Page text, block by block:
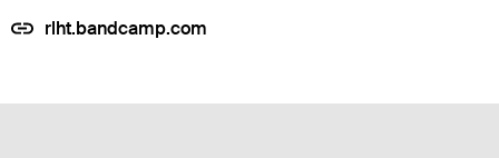
rlht.bandcamp.com